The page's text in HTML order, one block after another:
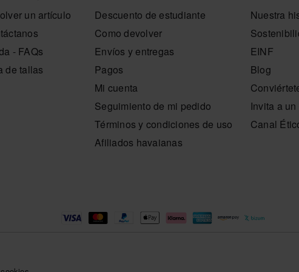
al poder plegarse y guardarse sin deformarse.
naturalidad, aporta color sin esfuerzo y te acompaña allí
la tienda oficial de Havaianas en España, y lleva tu estilo
un artículo
- FAQs
de tallas
Descuento de estudiante
Como devolver
Envíos y entregas
Pagos
Mi cuenta
Seguimiento de mi pedido
Términos y condiciones de uso
Afiliados havaianas
Nuestra
EINF
Blog
Invita a
Canal